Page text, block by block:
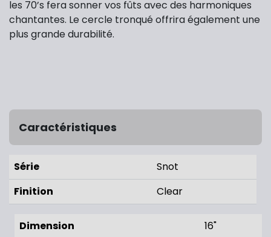
les 70’s fera sonner vos fûts avec des harmoniques
chantantes. Le cercle tronqué offrira également une
plus grande durabilité.
Caractéristiques
Série
Snot
Finition
Clear
Dimension 16"